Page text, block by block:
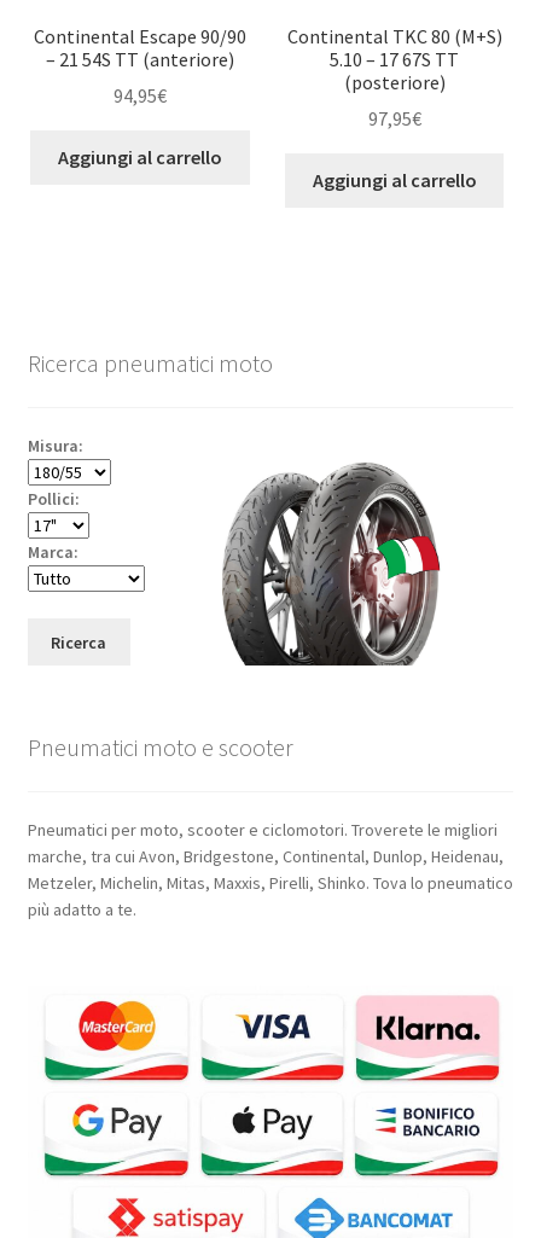
Continental Escape 90/90
– 21 54S TT (anteriore)
94,95€
Aggiungi al carrello
Continental TKC 80 (M+S)
5.10 – 17 67S TT
(posteriore)
97,95€
Aggiungi al carrello
Ricerca pneumatici moto
Misura:
Pollici:
Marca:
Ricerca
Pneumatici moto e scooter
Pneumatici per moto, scooter e ciclomotori. Troverete le migliori
marche, tra cui Avon, Bridgestone, Continental, Dunlop, Heidenau,
Metzeler, Michelin, Mitas, Maxxis, Pirelli, Shinko. Tova lo pneumatico
più adatto a te.